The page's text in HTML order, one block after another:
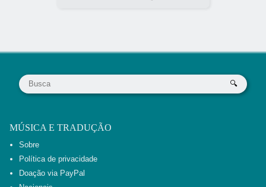
MÚSICA E TRADUÇÃO
Sobre
Política de privacidade
Doação via PayPal